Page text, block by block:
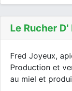
Le Rucher
Fred Joyeux,
Production et
au miel et